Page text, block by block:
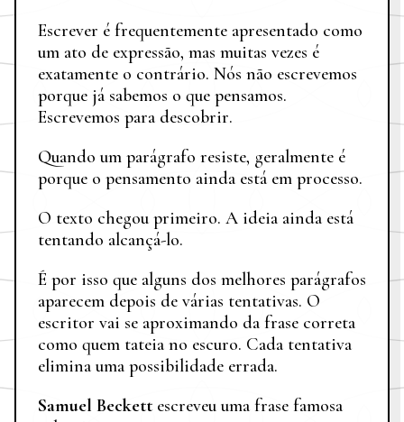
Escrever é frequentemente apresentado como
um ato de expressão, mas muitas vezes é
exatamente o contrário. Nós não escrevemos
porque já sabemos o que pensamos.
Escrevemos para descobrir.
Quando um parágrafo resiste, geralmente é
porque o pensamento ainda está em processo.
O texto chegou primeiro. A ideia ainda está
tentando alcançá-lo.
É por isso que alguns dos melhores parágrafos
aparecem depois de várias tentativas. O
escritor vai se aproximando da frase correta
como quem tateia no escuro. Cada tentativa
elimina uma possibilidade errada.
Samuel Beckett escreveu uma frase famosa